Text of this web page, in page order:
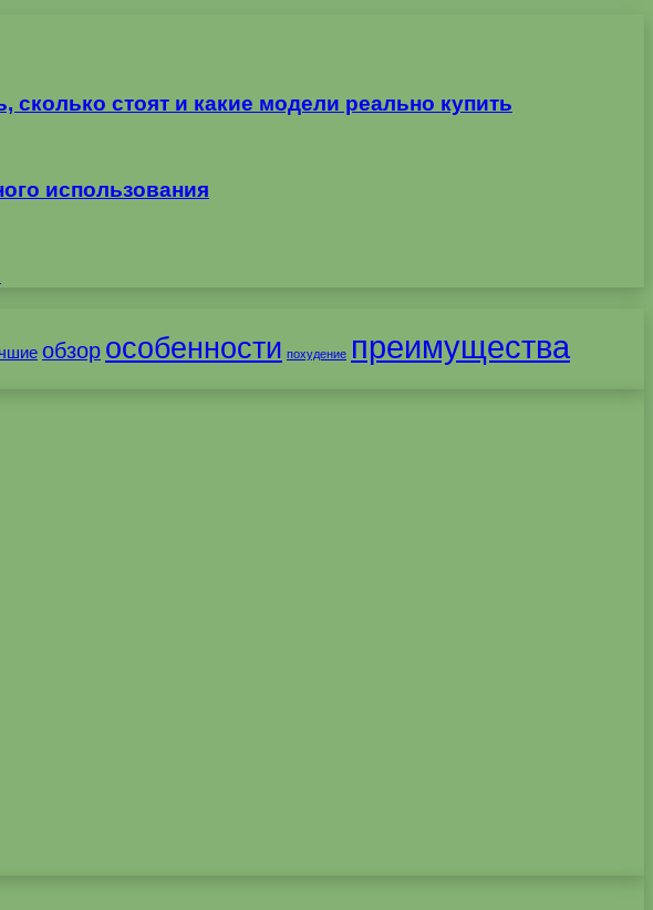
стоят и какие модели реально купить
использования
обзор особенности похудение преимущества